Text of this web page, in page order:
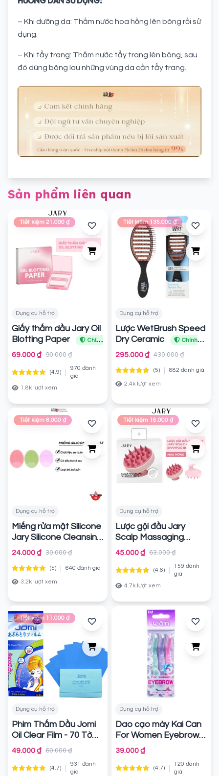
– Khi dưỡng da: Thấm nước hoa hồng lên bông rồi sử
dụng.
– Khi tẩy trang: Thấm nước tẩy trang lên bông, sau
đó dùng bông lau những vùng da cần tẩy trang.
Sản phẩm liên quan
Tiết kiệm 21.000 ₫
Dụng cụ hỗ trợ
Giấy thấm dầu Jary Oil
Blotting Paper
Chính
hãng
69.000 ₫ 90.000 ₫
(4.9)
970 đánh
giá
1.8k lượt xem
Tiết kiệm 135.000 ₫
Dụng cụ hỗ trợ
Lược WetBrush Speed
Dry Ceramic
Chính
hãng
295.000 ₫ 430.000 ₫
(5) 882 đánh giá
2.4k lượt xem
Tiết kiệm 6.000 ₫
Dụng cụ hỗ trợ
Miếng rửa mặt Silicone
Jary Silicone Cleansing
Brush
Chính hãng
24.000 ₫ 30.000 ₫
(5) 640 đánh giá
3.2k lượt xem
Tiết kiệm 18.000 ₫
Dụng cụ hỗ trợ
Lược gội đầu Jary
Scalp Massaging
Shampoo Brush
45.000 ₫ 63.000 ₫
(4.6)
159 đánh
giá
4.7k lượt xem
Tiết kiệm 11.000 ₫
Dụng cụ hỗ trợ
Phim Thấm Dầu Jomi
Oil Clear Film - 70 Tờ
Chính hãng
49.000 ₫ 60.000 ₫
(4.7)
931 đánh
giá
Dụng cụ hỗ trợ
Dao cạo mày Kai Can
For Women Eyebrow
Chính hãng
39.000 ₫
(4.7)
120 đánh
giá